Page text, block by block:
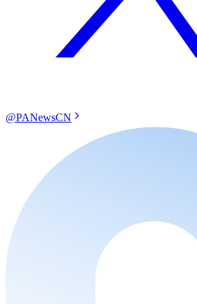
@PANewsCN